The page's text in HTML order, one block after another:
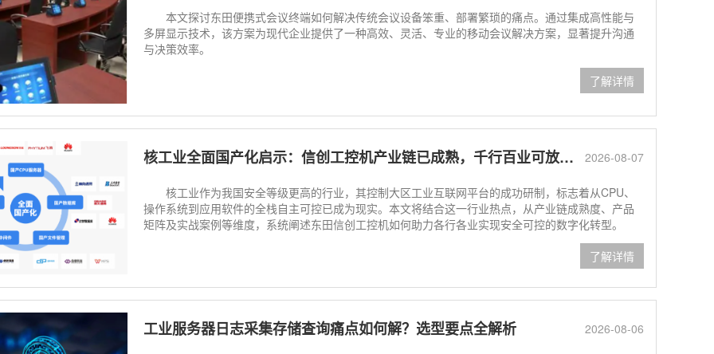
本文探讨东田便携式会议终端如何解决传统会议设备笨重、部署繁琐的痛点。通过集成高性能与
多屏显示技术，该方案为现代企业提供了一种高效、灵活、专业的移动会议解决方案，显著提升沟通
与决策效率。
了解详情
2026-08-07
核工业全面国产化启示：信创工控机产业链已成熟，千行百业可放心选用
核工业作为我国安全等级更高的行业，其控制大区工业互联网平台的成功研制，标志着从CPU、
操作系统到应用软件的全栈自主可控已成为现实。本文将结合这一行业热点，从产业链成熟度、产品
矩阵及实战案例等维度，系统阐述东田信创工控机如何助力各行各业实现安全可控的数字化转型。
了解详情
2026-08-06
工业服务器日志采集存储查询痛点如何解？选型要点全解析